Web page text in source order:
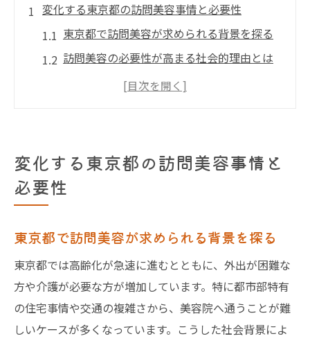
変化する東京都の訪問美容事情と必要性
東京都で訪問美容が求められる背景を探る
訪問美容の必要性が高まる社会的理由とは
訪問美容が東京都で普及するきっかけ
訪問美容の魅力が高齢者を支える理由
訪問美容が高齢者に安心をもたらす仕組み
訪問美容で得られる心のケアと生活の質の
向上
高齢者の自宅で叶う快適な美容サービスと
は
訪問美容が高齢者の社会参加に貢献する意
変化する東京都の訪問美容事情と
必要性
東京都で訪問美容が求められる背景を探る
東京都では高齢化が急速に進むとともに、外出が困難な
方や介護が必要な方が増加しています。特に都市部特有
の住宅事情や交通の複雑さから、美容院へ通うことが難
しいケースが多くなっています。こうした社会背景によ